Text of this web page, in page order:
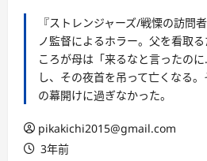
『ストレンジャーズ/戦慄の訪問
ノ監督によるホラー。父を看取
ころが母は「来るなと言ったの
し、その夜首を吊って亡くなる
の幕開けに過ぎなかった。
pikakichi2015@gmail.com
3年前